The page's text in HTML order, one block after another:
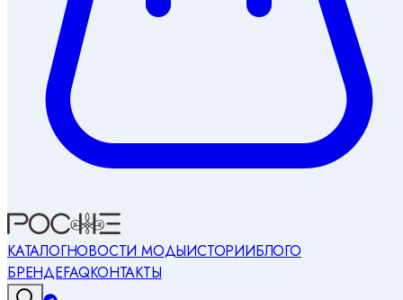
КАТАЛОГНОВОСТИ МОДЫИСТОРИИБЛОГО
БРЕНДЕFAQКОНТАКТЫ